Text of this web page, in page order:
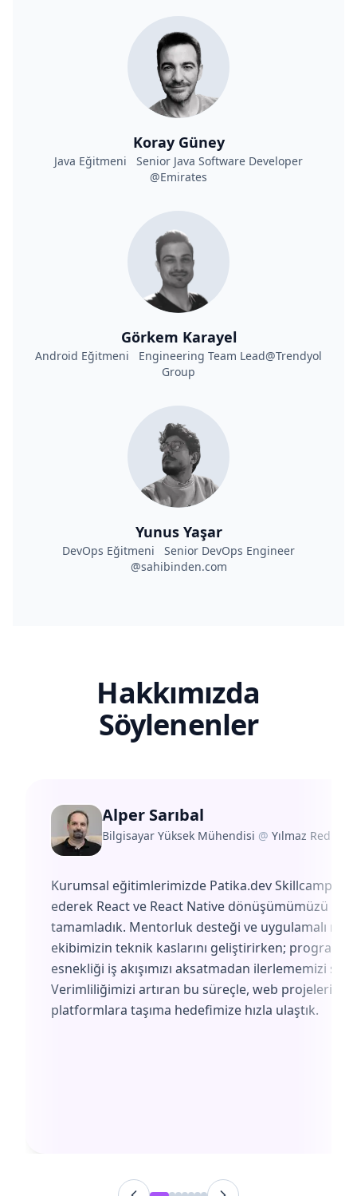
Koray Güney
Java Eğitmeni Senior Java Software Developer
@Emirates
Görkem Karayel
Android Eğitmeni Engineering Team Lead@Trendyol
Group
Yunus Yaşar
DevOps Eğitmeni Senior DevOps Engineer
@sahibinden.com
Hakkımızda
Söylenenler
Alper Sarıbal
Bilgisayar Yüksek Mühendisi @ Yılmaz
Kurumsal eğitimlerimizde Patika.dev Skillcamp'i
ederek React ve React Native dönüşümümüzü
tamamladık. Mentorluk desteği ve uygulamalı
ekibimizin teknik kaslarını geliştirirken; programın
esnekliği iş akışımızı aksatmadan ilerlememizi
Verimliliğimizi artıran bu süreçle, web
platformlara taşıma hedefimize hızla ulaştık.